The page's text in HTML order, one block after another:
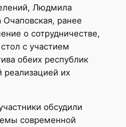
Людмила
Очаповская, ранее
о сотрудничестве,
с участием
обеих республик
реализацией их
обсудили
современной